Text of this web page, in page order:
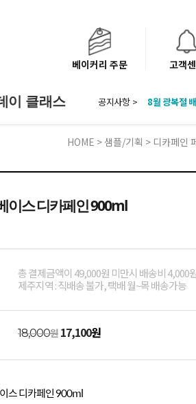
베이커리 주문 고객
이 클래스 공지사항 >
8월 광복절
HOME > 샘플/기획 > 디카페인
이스 디카페인 900ml
총 결제금액이 49,000원 미만시 배송비 4,000
제주지역 : 직배송 불가, 택배 월~목 배송가능
18,000원 17,100원
스 디카페인 900ml